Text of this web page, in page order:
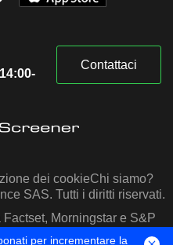
Contattaci
dei cookieChi siamo?
SAS. Tutti i diritti riservati.
Morningstar e S&P
IQ
per incrementare la